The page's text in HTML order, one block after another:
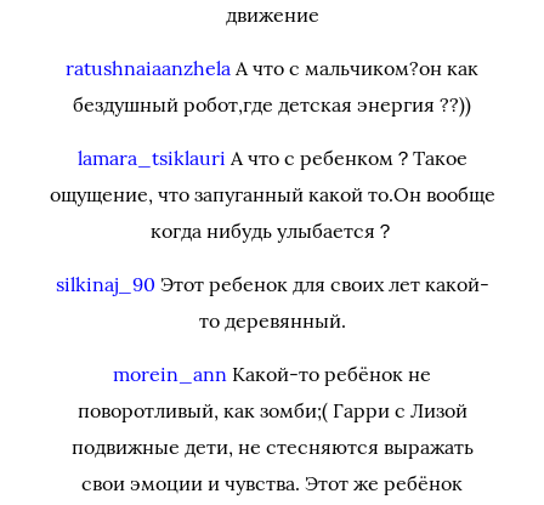
движение
ratushnaiaanzhela А что с мальчиком?он как
бездушный робот,где детская энергия ??))
lamara_tsiklauri А что с ребенком？Такое
ощущение, что запуганный какой то.Он вообще
когда нибудь улыбается？
silkinaj_90 Этот ребенок для своих лет какой-
то деревянный.
morein_ann Какой-то ребёнок не
поворотливый, как зомби;( Гарри с Лизой
подвижные дети, не стесняются выражать
свои эмоции и чувства. Этот же ребёнок